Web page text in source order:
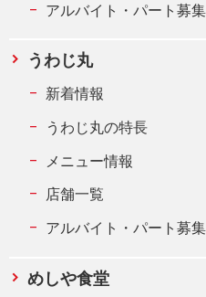
アルバイト・パート募集
うわじ丸
新着情報
うわじ丸の特長
メニュー情報
店舗一覧
アルバイト・パート募集
めしや食堂